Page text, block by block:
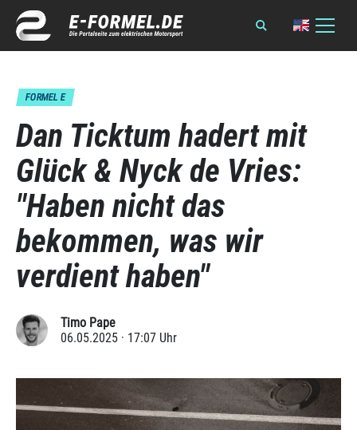
FORMEL E
Dan Ticktum hadert mit
Glück & Nyck de Vries:
"Haben nicht das
bekommen, was wir
verdient haben"
Timo Pape
06.05.2025 · 17:07 Uhr